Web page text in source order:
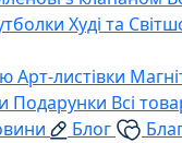
Худі та
Арт-листівки
Подарунки Всі
Блог